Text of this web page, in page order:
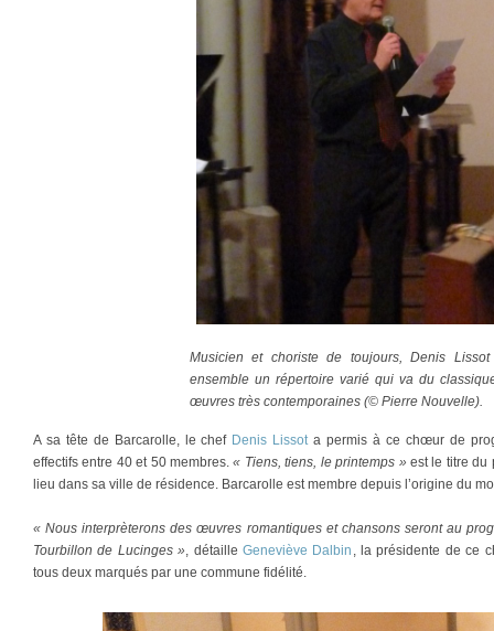
Musicien et choriste de toujours, Denis
ensemble un répertoire varié qui va du
œuvres très contemporaines (© Pierre Nouvelle).
A sa tête de Barcarolle, le chef Denis Lissota permis à ce chœur de
effectifs entre 40 et 50 membres.« Tiens, tiens, le printemps » est le titre du
lieu dans sa ville de résidence. Barcarolle est membre depuis l’origine du
« Nous interprèterons des œuvres romantiques et chansons seront au
Tourbillon de Lucinges », détailleGeneviève Dalbin , la présidente de ce
tous deux marqués par une commune fidélité.